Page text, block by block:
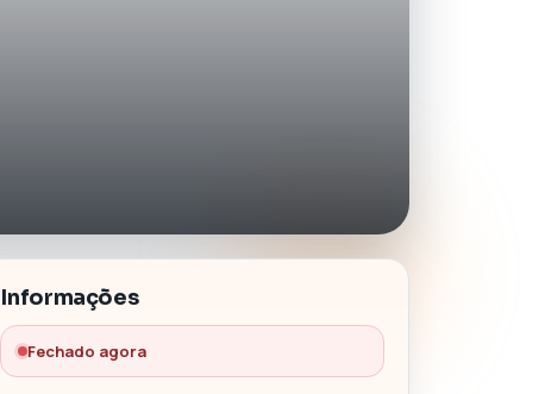
Informações
Fechado agora